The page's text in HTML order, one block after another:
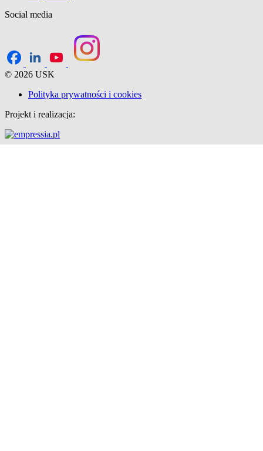
Social media
© 2026 USK
Polityka prywatności i cookies
Projekt i realizacja: